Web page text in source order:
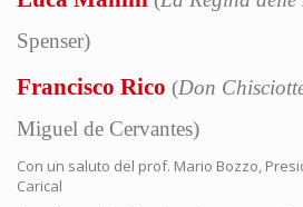
Spenser)
Francisco Rico (Don
Miguel de Cervantes)
Con un saluto del prof. Mario Bozzo,
Carical